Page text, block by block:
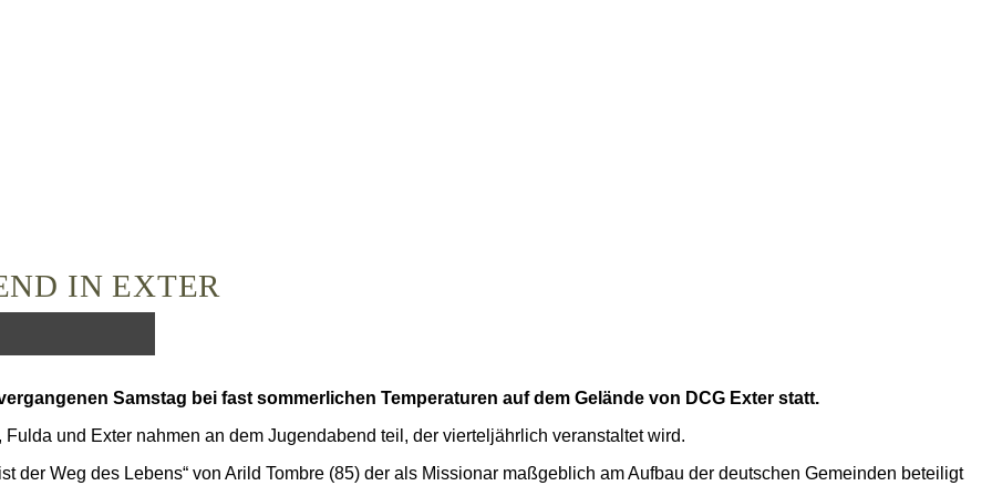
IN EXTER
Samstag bei fast sommerlichen Temperaturen auf dem Gelände von DCG Exter statt.
und Exter nahmen an dem Jugendabend teil, der vierteljährlich veranstaltet wird.
der Weg des Lebens“ von Arild Tombre (85) der als Missionar maßgeblich am Aufbau der deutschen Gemeinden beteiligt